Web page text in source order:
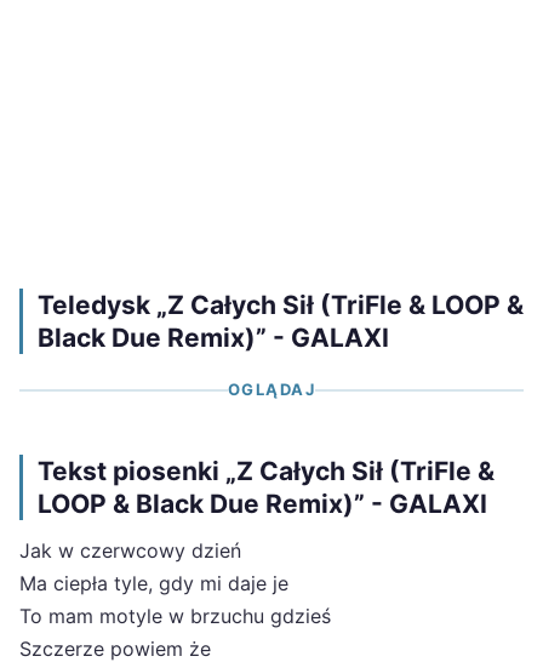
Teledysk „Z Całych Sił (TriFle & LOOP &
Black Due Remix)” - GALAXI
OGLĄDAJ
Tekst piosenki „Z Całych Sił (TriFle &
LOOP & Black Due Remix)” - GALAXI
Jak w czerwcowy dzień
Ma ciepła tyle, gdy mi daje je
To mam motyle w brzuchu gdzieś
Szczerze powiem że